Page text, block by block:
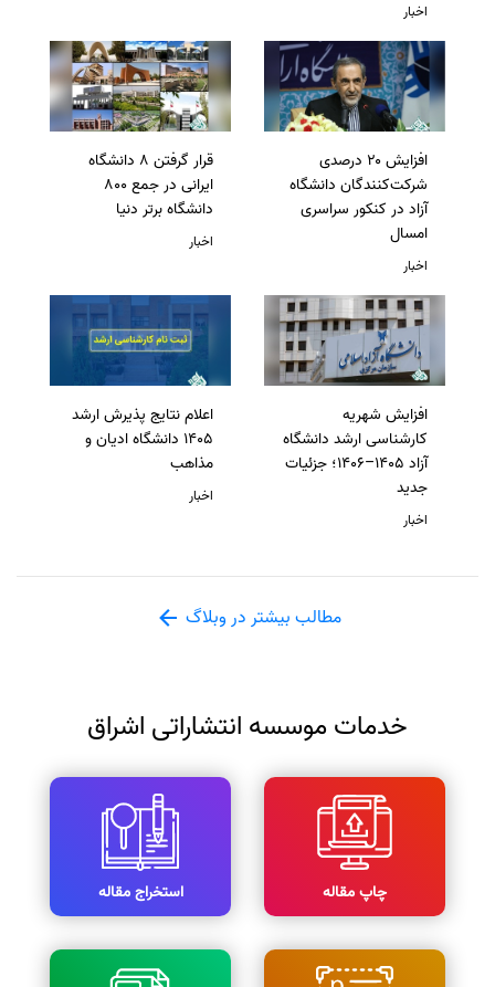
اخبار
افزایش ۲۰ درصدی
شرکت‌کنندگان دانشگاه
آزاد در کنکور سراسری
امسال
اخبار
قرار گرفتن 8 دانشگاه
ایرانی در جمع 800
دانشگاه برتر دنیا
اخبار
افزایش شهریه
کارشناسی ارشد دانشگاه
آزاد 1405–1406؛ جزئیات
جدید
اخبار
اعلام نتایج پذیرش ارشد
1405 دانشگاه ادیان و
مذاهب
اخبار
مطالب بیشتر در وبلاگ
خدمات موسسه انتشاراتی اشراق
چاپ مقاله استخراج مقاله